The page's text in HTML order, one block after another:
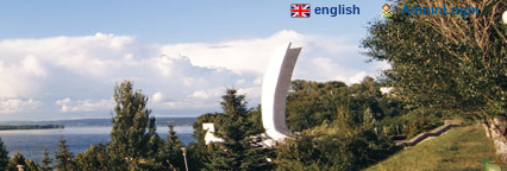
english AdminLogIn